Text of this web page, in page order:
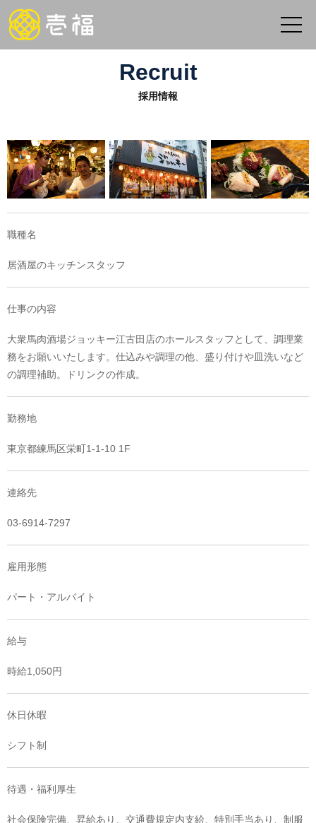
Recruit
採用情報
職種名
居酒屋のキッチンスタッフ
仕事の内容
大衆馬肉酒場ジョッキー江古田店のホールスタッフとして、調理業
務をお願いいたします。仕込みや調理の他、盛り付けや皿洗いなど
の調理補助。ドリンクの作成。
勤務地
東京都練馬区栄町1-1-10 1F
連絡先
03-6914-7297
雇用形態
パート・アルバイト
給与
時給1,050円
休日休暇
シフト制
待遇・福利厚生
社会保険完備、昇給あり、交通費規定内支給、特別手当あり、制服